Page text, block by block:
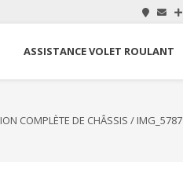
ASSISTANCE VOLET ROULANT
COMPLÈTE DE CHÂSSIS / IMG_5787